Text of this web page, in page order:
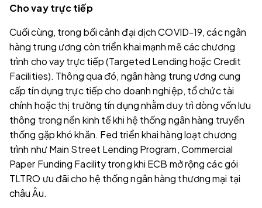
Cho vay trực tiếp
Cuối cùng, trong bối cảnh đại dịch COVID-19, các ngân
hàng trung ương còn triển khai mạnh mẽ các chương
trình cho vay trực tiếp (Targeted Lending hoặc Credit
Facilities). Thông qua đó, ngân hàng trung ương cung
cấp tín dụng trực tiếp cho doanh nghiệp, tổ chức tài
chính hoặc thị trường tín dụng nhằm duy trì dòng vốn lưu
thông trong nền kinh tế khi hệ thống ngân hàng truyền
thống gặp khó khăn. Fed triển khai hàng loạt chương
trình như Main Street Lending Program, Commercial
Paper Funding Facility trong khi ECB mở rộng các gói
TLTRO ưu đãi cho hệ thống ngân hàng thương mại tại
châu Âu.